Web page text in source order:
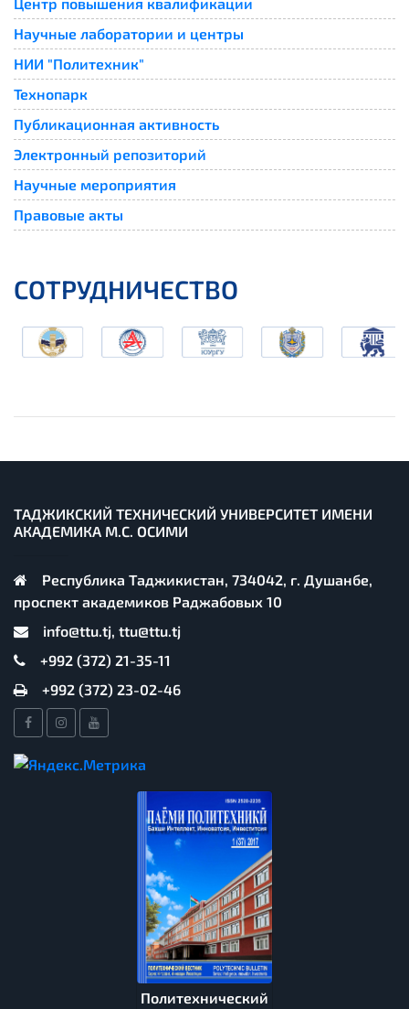
Научные лаборатории и центры
НИИ "Политехник"
Технопарк
Публикационная активность
Электронный репозиторий
Научные мероприятия
Правовые акты
СОТРУДНИЧЕСТВО
ТАДЖИКСКИЙ ТЕХНИЧЕСКИЙ УНИВЕРСИТЕТ ИМЕНИ
АКАДЕМИКА М.С. ОСИМИ
Республика Таджикистан, 734042, г. Душанбе,
проспект академиков Раджабовых 10
info@ttu.tj, ttu@ttu.tj
+992 (372) 21-35-11
+992 (372) 23-02-46
Политехнический